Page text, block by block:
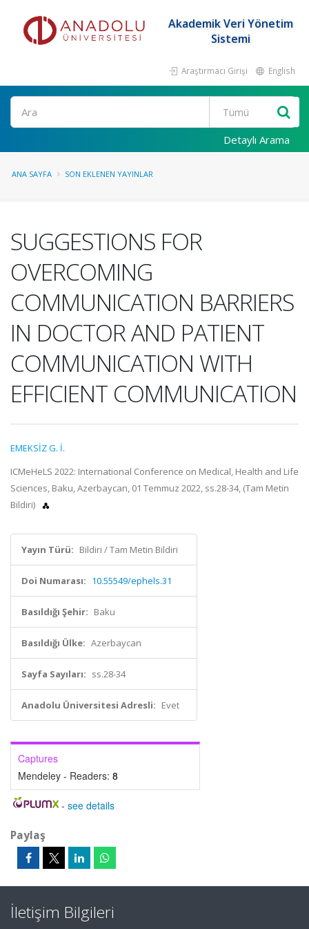
Akademik Veri Yönetim
Sistemi
Araştırmacı Girişi English
Ara
Detaylı Arama
ANA SAYFA SON EKLENEN YAYINLAR
SUGGESTIONS FOR
OVERCOMING
COMMUNICATION BARRIERS
IN DOCTOR AND PATIENT
COMMUNICATION WITH
EFFICIENT COMMUNICATION
EMEKSİZ G. İ.
ICMeHeLS 2022: International Conference on Medical, Health and Life
Sciences, Baku, Azerbaycan, 01 Temmuz 2022, ss.28-34, (Tam Metin
Bildiri)
Yayın Türü: Bildiri / Tam Metin Bildiri
Doi Numarası: 10.55549/ephels.31
Basıldığı Şehir: Baku
Basıldığı Ülke: Azerbaycan
Sayfa Sayıları: ss.28-34
Anadolu Üniversitesi Adresli: Evet
Captures
Mendeley - Readers: 8
- see details
Paylaş
İletişim Bilgileri